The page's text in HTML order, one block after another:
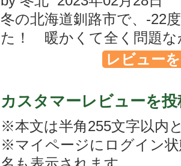
冬の北海道釧路市で、-22
た！ 暖かくて全く問題な
レビュー
カスタマーレビューを
※本文は半角255文字以内
※マイページにログイン